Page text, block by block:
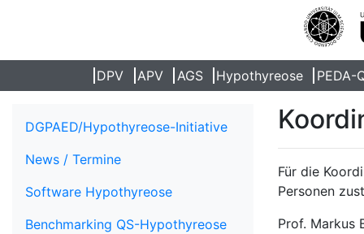
DPV APV AGS Hypothyreose PEDA-
DGPAED/Hypothyreose-Initiative
News / Termine
Software Hypothyreose
Benchmarking QS-Hypothyreose
Für die
Personen
Prof. Markus